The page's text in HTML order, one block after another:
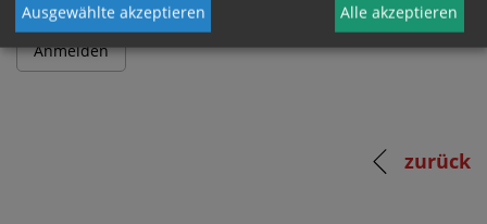
zurück
Ausgewählte akzeptieren Alle akzeptieren